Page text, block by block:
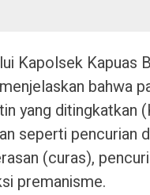
Kapolsek Kapuas
bahwa
yang ditingkatkan
seperti pencurian
(curas),
premanisme.